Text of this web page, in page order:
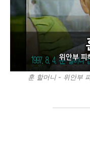
훈 할머니 - 위안부